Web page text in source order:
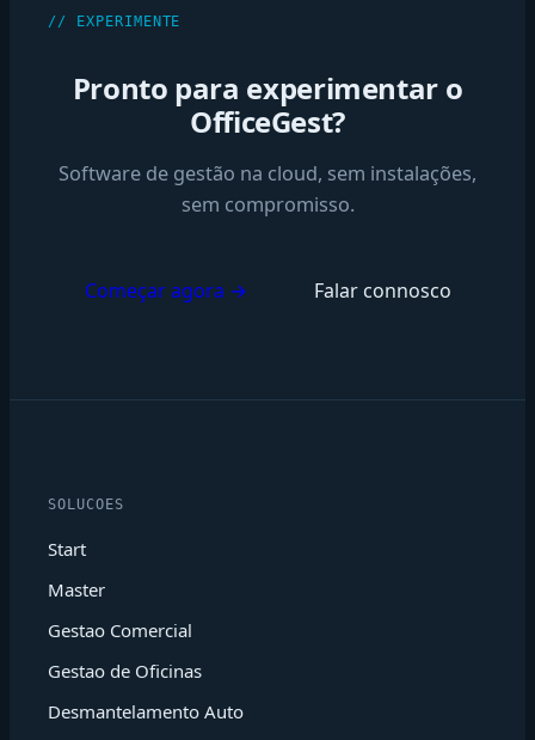
// EXPERIMENTE
Pronto para experimentar o
OfficeGest?
Software de gestão na cloud, sem instalações,
sem compromisso.
Começar agora → Falar connosco
SOLUCOES
Start
Master
Gestao Comercial
Gestao de Oficinas
Desmantelamento Auto